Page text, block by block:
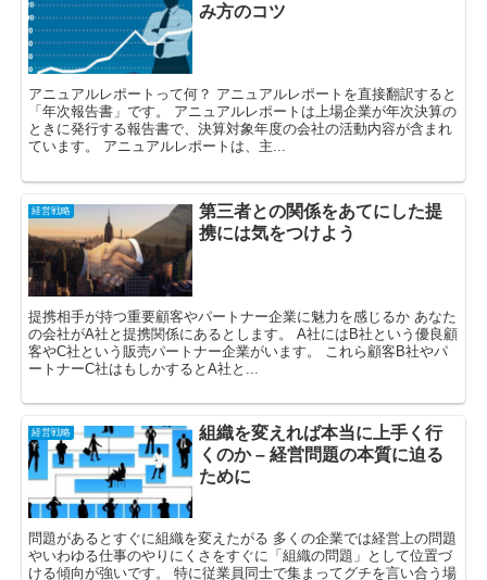
み方のコツ
アニュアルレポートって何？ アニュアルレポートを直接翻訳すると
「年次報告書」です。 アニュアルレポートは上場企業が年次決算の
ときに発行する報告書で、決算対象年度の会社の活動内容が含まれ
ています。 アニュアルレポートは、主...
経営戦略
第三者との関係をあてにした提
携には気をつけよう
提携相手が持つ重要顧客やパートナー企業に魅力を感じるか あなた
の会社がA社と提携関係にあるとします。 A社にはB社という優良顧
客やC社という販売パートナー企業がいます。 これら顧客B社やパ
ートナーC社はもしかするとA社と...
経営戦略
組織を変えれば本当に上手く行
くのか – 経営問題の本質に迫る
ために
問題があるとすぐに組織を変えたがる 多くの企業では経営上の問題
やいわゆる仕事のやりにくさをすぐに「組織の問題」として位置づ
ける傾向が強いです。 特に従業員同士で集まってグチを言い合う場